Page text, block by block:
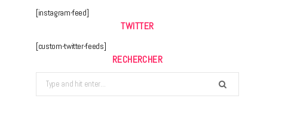
[instagram-feed]
TWITTER
[custom-twitter-feeds]
RECHERCHER
Search
for: